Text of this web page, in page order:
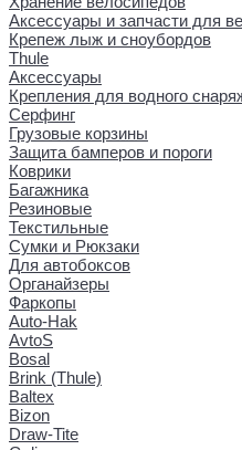
Аксессуары и запчасти для
Крепеж лыж и сноубордов
Thule
Аксессуары
Крепления для водного
Серфинг
Грузовые корзины
Защита бамперов и пороги
Коврики
Багажника
Резиновые
Текстильные
Сумки и Рюкзаки
Для автобоксов
Органайзеры
Фаркопы
Auto-Hak
AvtoS
Bosal
Brink (Thule)
Baltex
Bizon
Draw-Tite